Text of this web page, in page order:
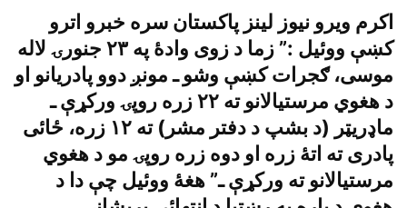
اکرم ويرو نيوز لينز پاکستان سره خبرو اترو
کښې ووئيل :” زما د زوى وادۀ په ٢٣ جنورۍ لاله
موسى، ګجرات کښې وشو ـ مونږ دوو پادريانو او
د هغوي مرستيالانو ته ٢٢ زره روپۍ ورکړې ـ
ماډريټر (د بشپ د دفتر مشر) ته ١٢ زره، ځائى
پادرى ته اتۀ زره او دوه زره روپۍ مو د هغوي
مرستيالانو ته ورکړې ـ” هغۀ ووئيل چې دا د